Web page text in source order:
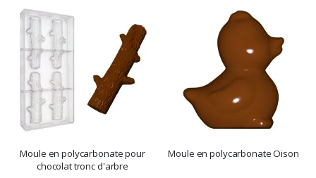
Moule en polycarbonate pour
chocolat tronc d'arbre
Moule en polycarbonate Oison